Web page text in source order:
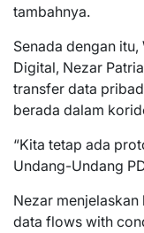
tambahnya.
Senada dengan
Digital, Nezar
transfer data
berada dalam
“Kita tetap ada
Undang-Undang
Nezar
data flows with